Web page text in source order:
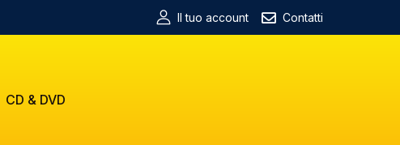
Il tuo account Contatti
CD & DVD